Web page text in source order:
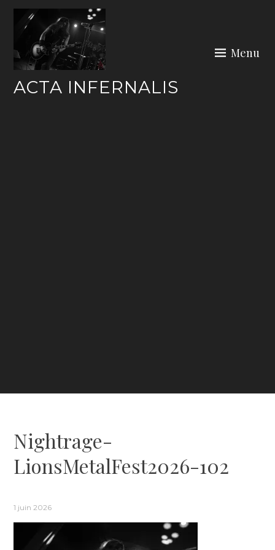
Skip
content
ACTA INFERNALIS
Menu
Nightrage-
LionsMetalFest2026-102
1 juin 2026